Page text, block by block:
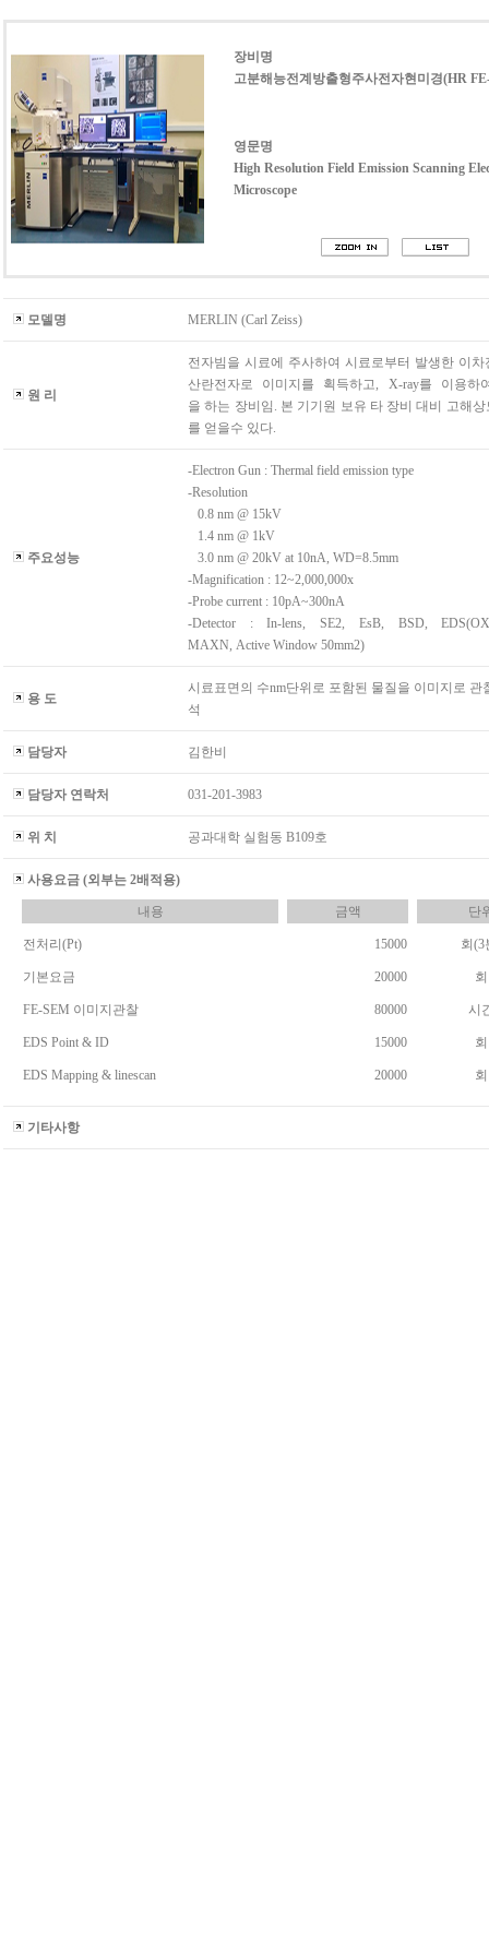
장비명
고분해능전계방출형주사전자현미경(HR
영문명
High Resolution Field Emission Scanning
Microscope
모델명 MERLIN (Carl Zeiss)
원 리
전자빔을 시료에 주사하여 시료로부터 발생한 이차
산란전자로 이미지를 획득하고, X-ray를 이용하
을 하는 장비임. 본 기기원 보유 타 장비 대비 고해
를 얻을수 있다.
주요성능
-Electron Gun : Thermal field emission type
-Resolution
0.8 nm @ 15kV
1.4 nm @ 1kV
3.0 nm @ 20kV at 10nA, WD=8.5mm
-Magnification : 12~2,000,000x
-Probe current : 10pA~300nA
-Detector : In-lens, SE2, EsB, BSD,
MAXN, Active Window 50mm2)
용 도
시료표면의 수nm단위로 포함된 물질을 이미지로 관
석
담당자 김한비
담당자 연락처 031-201-3983
위 치 공과대학 실험동 B109호
사용요금 (외부는 2배적용)
내용 금액 단
전처리(Pt) 15000 회(3
기본요금 20000 회
FE-SEM 이미지관찰 80000 시
EDS Point & ID 15000 회
EDS Mapping & linescan 20000 회
기타사항